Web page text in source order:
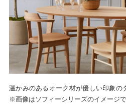
温かみのあるオーク材が優しい印象の
※画像はソフィーシリーズのイメージで